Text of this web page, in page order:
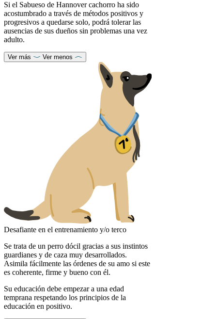
Si el Sabueso de Hannover cachorro ha sido
acostumbrado a través de métodos positivos y
progresivos a quedarse solo, podrá tolerar las
ausencias de sus dueños sin problemas una vez
adulto.
Ver más Ver menos
Desafiante en el entrenamiento y/o terco
Se trata de un perro dócil gracias a sus instintos
guardianes y de caza muy desarrollados.
Asimila fácilmente las órdenes de su amo si este
es coherente, firme y bueno con él.
Su educación debe empezar a una edad
temprana respetando los principios de la
educación en positivo.